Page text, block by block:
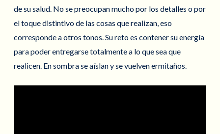
de su salud. No se preocupan mucho por los detalles o por
el toque distintivo de las cosas que realizan, eso
corresponde a otros tonos. Su reto es contener su energía
para poder entregarse totalmente a lo que sea que
realicen. En sombra se aíslan y se vuelven ermitaños.